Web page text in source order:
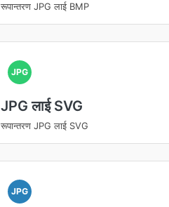
रूपान्तरण JPG लाई BMP
JPG
JPG लाई SVG
रूपान्तरण JPG लाई SVG
JPG